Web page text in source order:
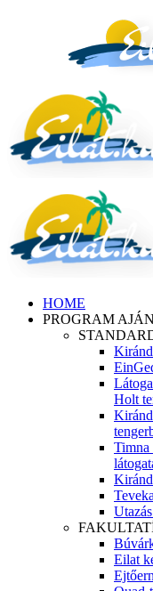
HOME
PROGRAM
Holt
Timna
Eilat